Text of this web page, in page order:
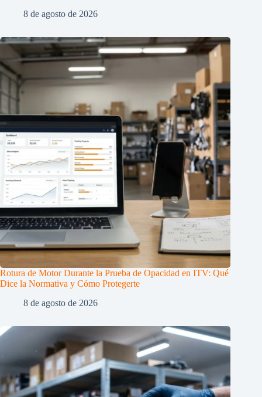
8 de agosto de 2026
Rotura de Motor Durante la Prueba de Opacidad en ITV: Qué
Dice la Normativa y Cómo Protegerte
8 de agosto de 2026